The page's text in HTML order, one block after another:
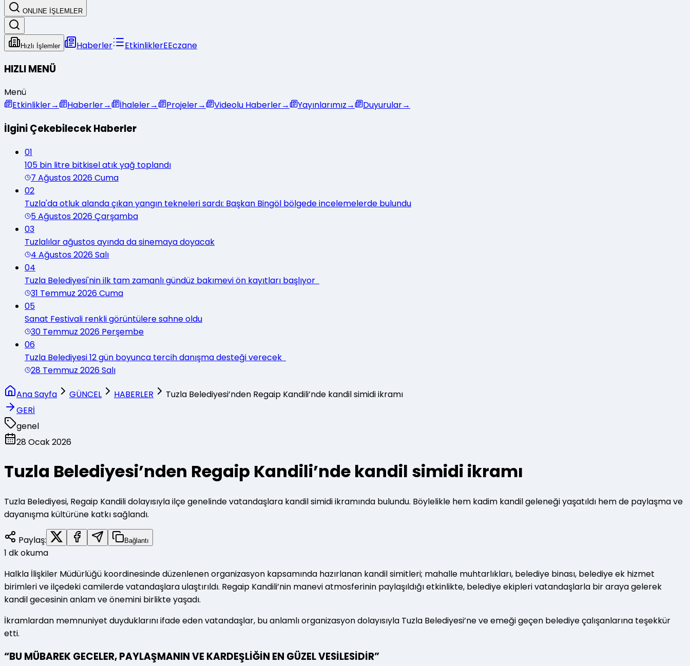
ONLINE İŞLEMLER
Hızlı İşlemler Haberler EtkinliklerEEczane
HIZLI MENÜ
Menü
Etkinlikler→ Haberler→ İhaleler→ Projeler→ Videolu Haberler→ Yayınlarımız→ Duyurular→
İlgini Çekebilecek Haberler
01
105 bin litre bitkisel atık yağ toplandı
7 Ağustos 2026 Cuma
02
Tuzla'da otluk alanda çıkan yangın tekneleri sardı: Başkan Bingöl bölgede incelemelerde bulundu
5 Ağustos 2026 Çarşamba
03
Tuzlalılar ağustos ayında da sinemaya doyacak
4 Ağustos 2026 Salı
04
Tuzla Belediyesi'nin ilk tam zamanlı gündüz bakımevi ön kayıtları başlıyor
31 Temmuz 2026 Cuma
05
Sanat Festivali renkli görüntülere sahne oldu
30 Temmuz 2026 Perşembe
06
Tuzla Belediyesi 12 gün boyunca tercih danışma desteği verecek
28 Temmuz 2026 Salı
Ana Sayfa GÜNCEL HABERLER
Tuzla Belediyesi’nden Regaip Kandili’nde kandil simidi ikramı
GERİ
genel
28 Ocak 2026
Tuzla Belediyesi’nden Regaip Kandili’nde kandil simidi ikramı
Tuzla Belediyesi, Regaip Kandili dolayısıyla ilçe genelinde vatandaşlara kandil simidi ikramında bulundu. Böylelikle hem kadim kandil geleneği yaşatıldı hem de paylaşma ve
dayanışma kültürüne katkı sağlandı.
Paylaş: Bağlantı
1 dk okuma
Halkla İlişkiler Müdürlüğü koordinesinde düzenlenen organizasyon kapsamında hazırlanan kandil simitleri; mahalle muhtarlıkları, belediye binası, belediye ek hizmet
birimleri ve ilçedeki camilerde vatandaşlara ulaştırıldı. Regaip Kandili’nin manevi atmosferinin paylaşıldığı etkinlikte, belediye ekipleri vatandaşlarla bir araya gelerek
kandil gecesinin anlam ve önemini birlikte yaşadı.
İkramlardan memnuniyet duyduklarını ifade eden vatandaşlar, bu anlamlı organizasyon dolayısıyla Tuzla Belediyesi’ne ve emeği geçen belediye çalışanlarına teşekkür
etti.
“BU MÜBAREK GECELER, PAYLAŞMANIN VE KARDEŞLİĞİN EN GÜZEL VESİLESİDİR”